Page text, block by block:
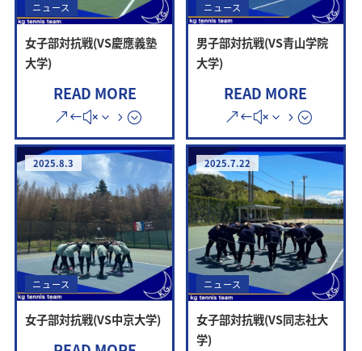
ニュース
女子部対抗戦(VS慶應義塾
大学)
READ MORE
ニュース
男子部対抗戦(VS青山学院
大学)
READ MORE
2025.8.3
ニュース
女子部対抗戦(VS中京大学)
2025.7.22
ニュース
女子部対抗戦(VS同志社大
学)